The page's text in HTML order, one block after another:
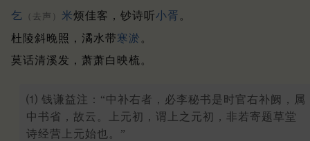
乞 （去声） 米烦佳客，钞诗听小胥 。
杜陵斜晚照，潏水带寒淤 。
莫话清溪发，萧萧白映梳。
⑴ 钱谦益注：“中补右者，必李秘书是时官右补阙，属
中书省，故云。上元初，谓上之元初，非若寄题草堂
诗经营上元始也。”